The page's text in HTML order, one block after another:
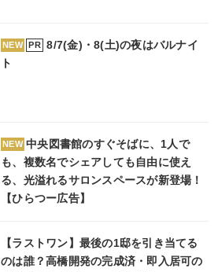
NEW PR
8/7(金)・8(土)の夜はバルナイ
ト
NEW 中央図書館のすぐそばに、1人で
も、複数名でシェアしても自由に使え
る、光溢れるサロンスペースが新登場！
【ひらつー広告】
【ラストワン】最後の1邸を引き当てる
のは誰？高橋開発の完成済・即入居可の